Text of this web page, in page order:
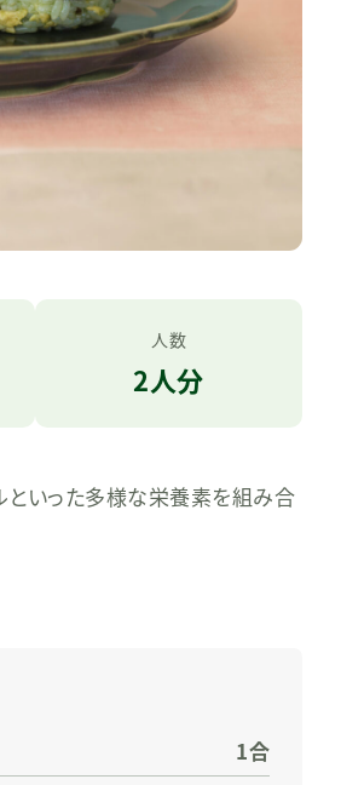
人数
2人分
といった多様な栄養素を組み合
1合